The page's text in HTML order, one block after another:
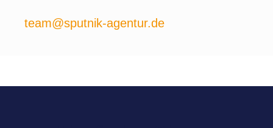
team@sputnik-agentur.de